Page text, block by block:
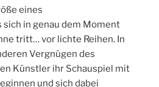
eines
in genau dem Moment
tritt… vor lichte Reihen. In
Vergnügen des
Künstler ihr Schauspiel mit
und sich dabei